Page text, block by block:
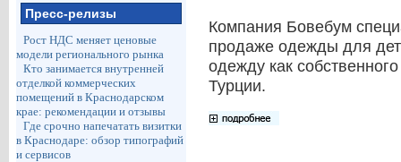
Пресс-релизы
Рост НДС меняет ценовые
модели регионального рынка
Кто занимается внутренней
отделкой коммерческих
помещений в Краснодарском
крае: рекомендации и отзывы
Где срочно напечатать визитки
в Краснодаре: обзор типографий
и сервисов
Компания Бовебум
продаже одежды для
одежду как
Турции.